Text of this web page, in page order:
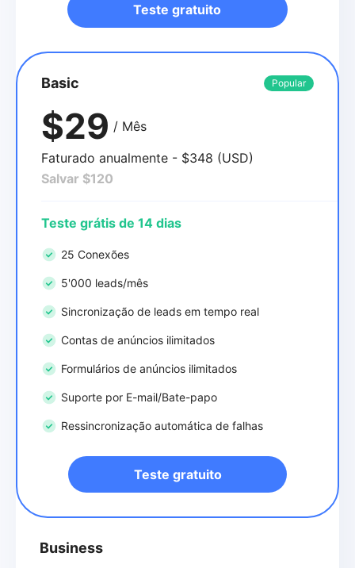
Teste gratuito
Basic Popular
$29 / Mês
Faturado anualmente - $348 (USD)
Salvar $120
Teste grátis de 14 dias
25 Conexões
5'000 leads/mês
Sincronização de leads em tempo real
Contas de anúncios ilimitados
Formulários de anúncios ilimitados
Suporte por E-mail/Bate-papo
Ressincronização automática de falhas
Teste gratuito
Business